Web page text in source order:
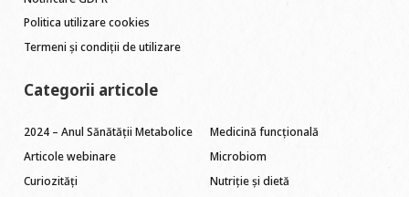
Politica utilizare cookies
Termeni și condiții de utilizare
Categorii articole
2024 – Anul Sănătății Metabolice
Articole webinare
Curiozități
Medicină funcțională
Microbiom
Nutriție și dietă